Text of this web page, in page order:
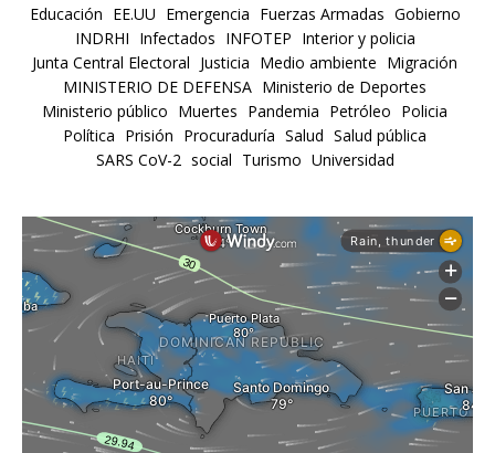
Educación EE.UU Emergencia Fuerzas Armadas Gobierno
INDRHI Infectados INFOTEP Interior y policia
Junta Central Electoral Justicia Medio ambiente Migración
MINISTERIO DE DEFENSA Ministerio de Deportes
Ministerio público Muertes Pandemia Petróleo Policia
Política Prisión Procuraduría Salud Salud pública
SARS CoV-2 social Turismo Universidad